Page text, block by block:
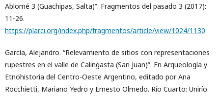
Ablomé 3 (Guachipas, Salta)”. Fragmentos del pasado 3 (2017):
11-26.
https://plarci.org/index.php/fragmentos/article/view/1024/1130
García, Alejandro. “Relevamiento de sitios con representaciones
rupestres en el valle de Calingasta (San Juan)”. En Arqueología y
Etnohistoria del Centro-Oeste Argentino, editado por Ana
Rocchietti, Mariano Yedro y Ernesto Olmedo. Río Cuarto: Unirío.